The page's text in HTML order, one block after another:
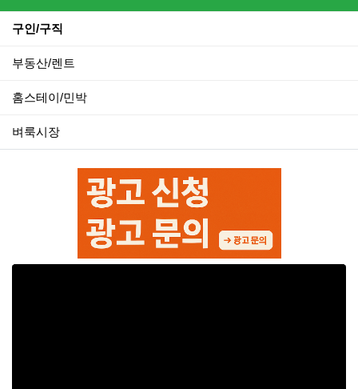
구인/구직
부동산/렌트
홈스테이/민박
벼룩시장